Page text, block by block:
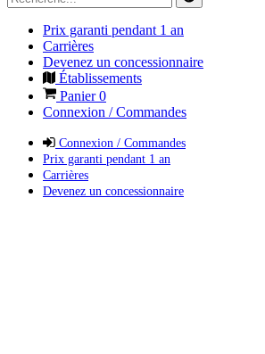
Prix garanti pendant 1 an
Carrières
Devenez un concessionnaire
Établissements
Panier0
Connexion / Commandes
Connexion / Commandes
Prix garanti pendant 1 an
Carrières
Devenez un concessionnaire